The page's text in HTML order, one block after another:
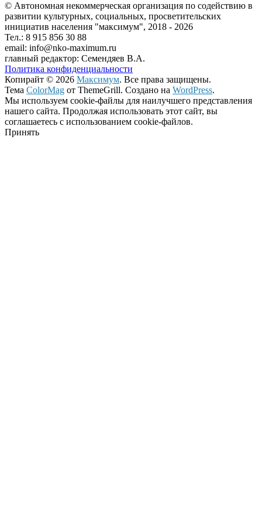
© Автономная некоммерческая организация по содействию в
развитии культурных, социальных, просветительских
инициатив населения "максимум", 2018 - 2026
Тел.: 8 915 856 30 88
email: info@nko-maximum.ru
главный редактор: Семендяев В.А.
Политика конфиденциальности
Копирайт © 2026 Максимум. Все права защищены.
Тема ColorMag от ThemeGrill. Создано на WordPress.
Мы используем cookie-файлы для наилучшего представления
нашего сайта. Продолжая использовать этот сайт, вы
соглашаетесь с использованием cookie-файлов.
Принять